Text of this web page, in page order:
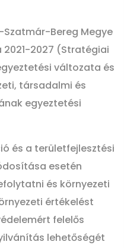
Bereg Megye
2027 (Stratégiai
változata és
társadalmi és
egyeztetési
és a területfejlesztési
esetén
és környezeti
értékelést
felelős
lehetőségét